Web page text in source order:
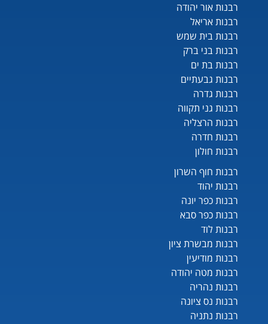
רבנות אור יהודה
רבנות אריאל
רבנות בית שמש
רבנות בני ברק
רבנות בת ים
רבנות גבעתיים
רבנות גדרה
רבנות גני תקווה
רבנות הרצליה
רבנות חדרה
רבנות חולון
רבנות חוף השרון
רבנות יהוד
רבנות כפר יונה
רבנות כפר סבא
רבנות לוד
רבנות מבשרת ציון
רבנות מודיעין
רבנות מטה יהודה
רבנות נהריה
רבנות נס ציונה
רבנות נתניה